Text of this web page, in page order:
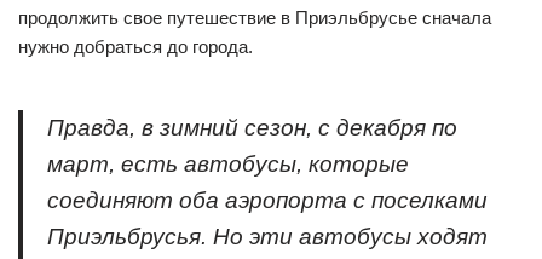
продолжить свое путешествие в Приэльбрусье сначала
нужно добраться до города.
Правда, в зимний сезон, с декабря по
март, есть автобусы, которые
соединяют оба аэропорта с поселками
Приэльбрусья. Но эти автобусы ходят